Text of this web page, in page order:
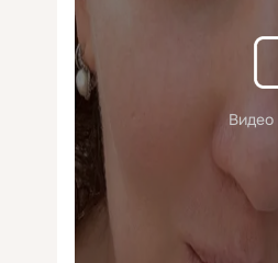
Видео